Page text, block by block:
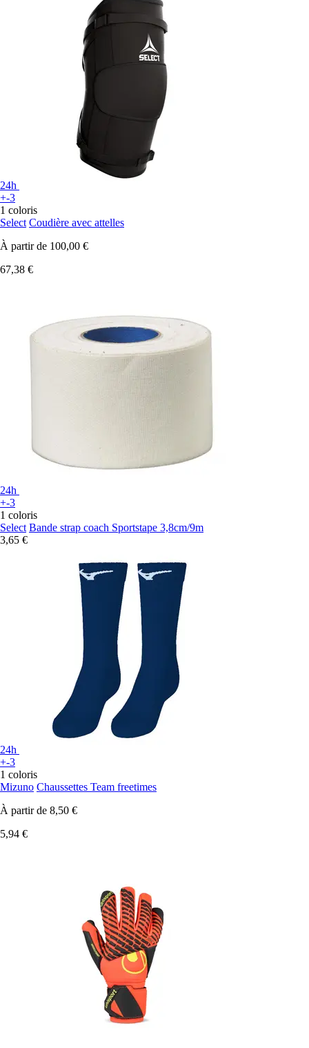
24h
+-3
1 coloris
Select Coudière avec attelles
À partir de 100,00 €
67,38 €
24h
+-3
1 coloris
Select Bande strap coach Sportstape 3,8cm/9m
3,65 €
24h
+-3
1 coloris
Mizuno Chaussettes Team freetimes
À partir de 8,50 €
5,94 €